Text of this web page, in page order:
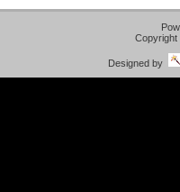
Designed by